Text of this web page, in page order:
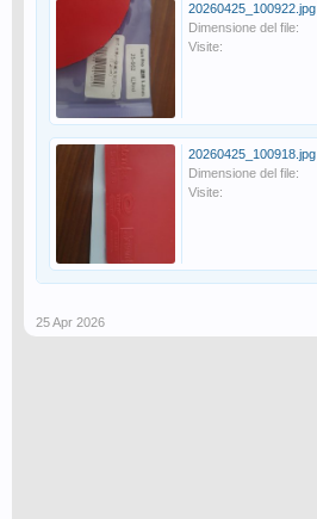
20260425_100922.jpg
Dimensione del file:
Visite:
20260425_100918.jpg
Dimensione del file:
Visite:
25 Apr 2026